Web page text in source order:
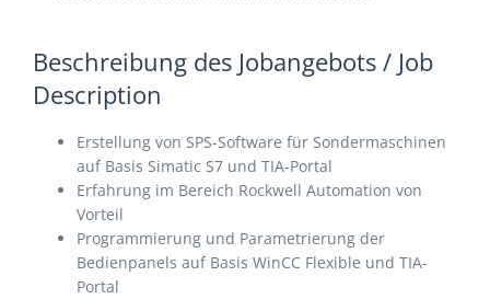
Beschreibung des Jobangebots / Job
Description
Erstellung von SPS-Software für Sondermaschinen
auf Basis Simatic S7 und TIA-Portal
Erfahrung im Bereich Rockwell Automation von
Vorteil
Programmierung und Parametrierung der
Bedienpanels auf Basis WinCC Flexible und TIA-
Portal